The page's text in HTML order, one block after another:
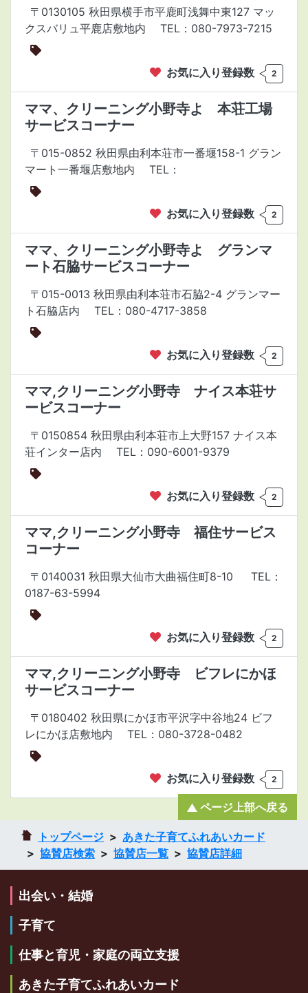
〒0130105 秋田県横手市平鹿町浅舞中東127 マッ
クスバリュ平鹿店敷地内
TEL：080-7973-7215
お気に入り登録数 2
ママ、クリーニング小野寺よ 本荘工場
サービスコーナー
〒015-0852 秋田県由利本荘市一番堰158-1 グラン
マート一番堰店敷地内
TEL：
お気に入り登録数 2
ママ、クリーニング小野寺よ グランマ
ート石脇サービスコーナー
〒015-0013 秋田県由利本荘市石脇2-4 グランマー
ト石脇店内
TEL：080-4717-3858
お気に入り登録数 2
ママ,クリーニング小野寺 ナイス本荘サ
ービスコーナー
〒0150854 秋田県由利本荘市上大野157 ナイス本
荘インター店内
TEL：090-6001-9379
お気に入り登録数 2
ママ,クリーニング小野寺 福住サービス
コーナー
〒0140031 秋田県大仙市大曲福住町8-10
TEL：
0187-63-5994
お気に入り登録数 2
ママ,クリーニング小野寺 ビフレにかほ
サービスコーナー
〒0180402 秋田県にかほ市平沢字中谷地24 ビフ
レにかほ店敷地内
TEL：080-3728-0482
お気に入り登録数 2
トップページ
あきた子育てふれあいカード
協賛店検索
協賛店一覧 協賛店詳細
ページ上部へ戻る
出会い・結婚
子育て
仕事と育児・家庭の両立支援
あきた子育てふれあいカード